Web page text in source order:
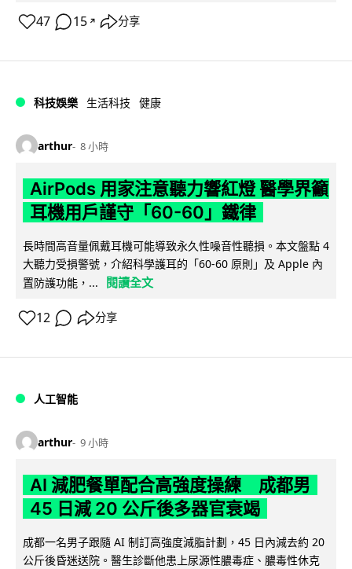
47 15 ↗ 分享
科技娛樂 生活科技 健康
arthur 8 小時
AirPods 用家注意聽力響紅燈 醫學界籲
耳機用戶謹守「60-60」鐵律
長時間高音量佩戴耳機可能導致永久性噪音性聽損。本文盤點 4
大聽力受損警號，介紹科學護耳的「60-60 原則」及 Apple 內
置防護功能，...
閱讀全文
12 分享
人工智能
arthur 9 小時
AI 減肥餐單配合高強度操練 成都男
45 日減 20 公斤後多器官衰竭
成都一名男子跟隨 AI 制訂高強度減脂計劃，45 日內減去約 20
公斤後昏迷送院。醫生診斷他患上尿源性膿毒症、膿毒性休克